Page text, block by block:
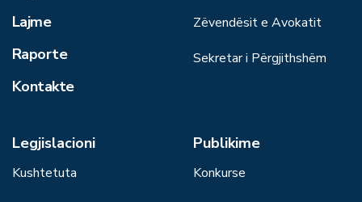
Lajme
Raporte
Kontakte
Zëvendësit e Avokatit
Sekretar i Përgjithshëm
Legjislacioni
Kushtetuta
Publikime
Konkurse